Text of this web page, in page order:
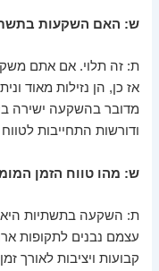
ש: האם השקעות
ת: זה תלוי. אם אתם
אז כן, הן נזילות מאוד
מדובר בהשקעה ישירה
ודורשות התחייבות לטווח
ש: מהו טווח הזמן
ת: השקעה בתשתיות היא
עצמם נבנים לתקופות